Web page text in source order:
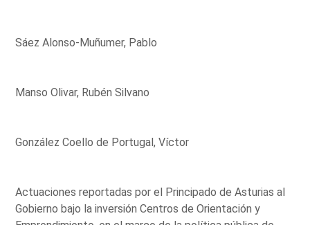
Sáez Alonso-Muñumer, Pablo
Manso Olivar, Rubén Silvano
González Coello de Portugal, Víctor
Actuaciones reportadas por el Principado de Asturias al
Gobierno bajo la inversión Centros de Orientación y